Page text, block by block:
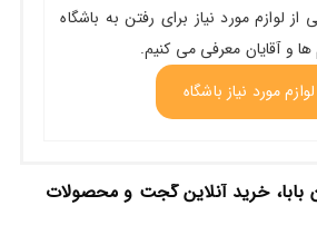
از لوازم مورد نیاز برای رفتن به باشگاه
و آقایان معرفی می کنیم.
لوازم مورد نیاز باشگاه
بابا، خرید آنلاین گجت و محصولات